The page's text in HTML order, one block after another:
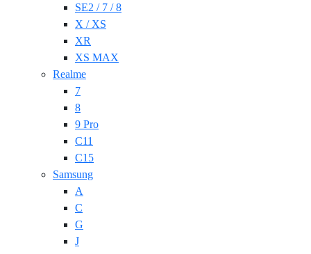
SE2 / 7 / 8
X / XS
XR
XS MAX
Realme
7
8
9 Pro
C11
C15
Samsung
A
C
G
J